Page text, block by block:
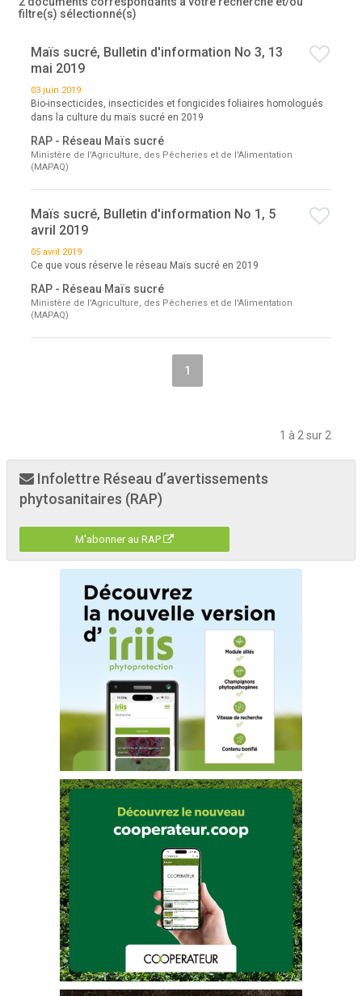
filtre(s) sélectionné(s)
Maïs sucré, Bulletin d'information No 3, 13
mai 2019
03 juin 2019
Bio-insecticides, insecticides et fongicides foliaires homologués
dans la culture du maïs sucré en 2019
RAP - Réseau Maïs sucré
Ministère de l'Agriculture, des Pêcheries et de l'Alimentation
(MAPAQ)
Maïs sucré, Bulletin d'information No 1, 5
avril 2019
05 avril 2019
Ce que vous réserve le réseau Maïs sucré en 2019
RAP - Réseau Maïs sucré
Ministère de l'Agriculture, des Pêcheries et de l'Alimentation
(MAPAQ)
1
1 à 2 sur 2
Infolettre Réseau d’avertissements
phytosanitaires (RAP)
M'abonner au RAP